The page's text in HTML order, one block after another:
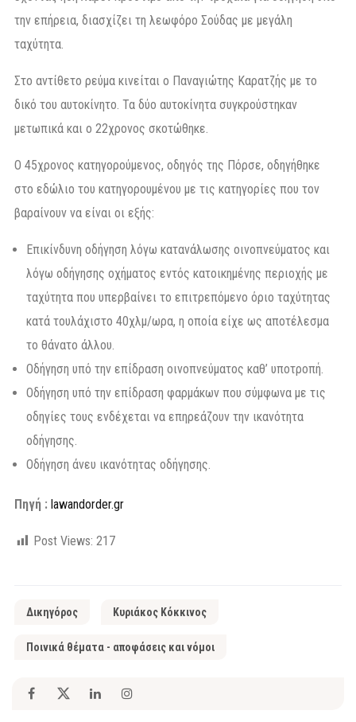
την επήρεια, διασχίζει τη λεωφόρο Σούδας με μεγάλη
ταχύτητα.
Στο αντίθετο ρεύμα κινείται ο Παναγιώτης Καρατζής με το
δικό του αυτοκίνητο. Τα δύο αυτοκίνητα συγκρούστηκαν
μετωπικά και ο 22χρονος σκοτώθηκε.
Ο 45χρονος κατηγορούμενος, οδηγός της Πόρσε, οδηγήθηκε
στο εδώλιο του κατηγορουμένου με τις κατηγορίες που τον
βαραίνουν να είναι οι εξής:
Επικίνδυνη οδήγηση λόγω κατανάλωσης οινοπνεύµατος και
λόγω οδήγησης οχήµατος εντός κατοικηµένης περιοχής µε
ταχύτητα που υπερβαίνει το επιτρεπόµενο όριο ταχύτητας
κατά τουλάχιστο 40χλµ/ωρα, η οποία είχε ως αποτέλεσµα
το θάνατο άλλου.
Οδήγηση υπό την επίδραση οινοπνεύµατος καθ’ υποτροπή.
Οδήγηση υπό την επίδραση φαρµάκων που σύµφωνα µε τις
οδηγίες τους ενδέχεται να επηρεάζουν την ικανότητα
οδήγησης.
Οδήγηση άνευ ικανότητας οδήγησης.
Πηγή : lawandorder.gr
Post Views: 217
Δικηγόρος Κυριάκος Κόκκινος
Ποινικά θέματα - αποφάσεις και νόμοι